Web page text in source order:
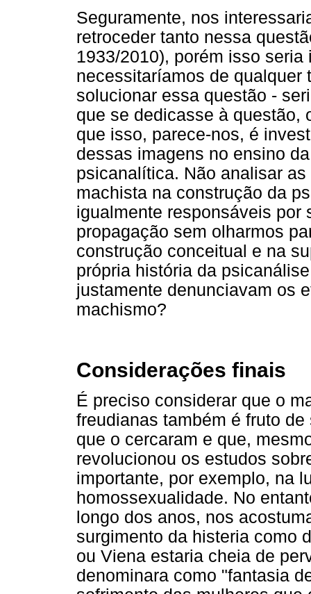
Seguramente, nos
retroceder tanto nessa
1933/2010), porém isso
necessitaríamos de qualquer
solucionar essa questão -
que se dedicasse à questão,
que isso, parece-nos, é
dessas imagens no ensino
psicanalítica. Não analisar
machista na construção da
igualmente responsáveis por
propagação sem olharmos
construção conceitual e na
própria história da
justamente denunciavam os
machismo?
Considerações finais
É preciso considerar que o
freudianas também é fruto
que o cercaram e que,
revolucionou os estudos
importante, por exemplo, na
homossexualidade. No
longo dos anos, nos
surgimento da histeria como
ou Viena estaria cheia de
denominara como "fantasia